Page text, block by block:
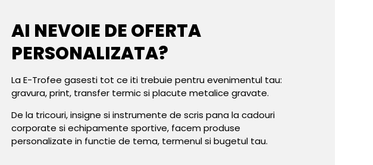
AI NEVOIE DE OFERTA
PERSONALIZATA?
La E-Trofee gasesti tot ce iti trebuie pentru evenimentul tau:
gravura, print, transfer termic si placute metalice gravate.
De la tricouri, insigne si instrumente de scris pana la cadouri
corporate si echipamente sportive, facem produse
personalizate in functie de tema, termenul si bugetul tau.